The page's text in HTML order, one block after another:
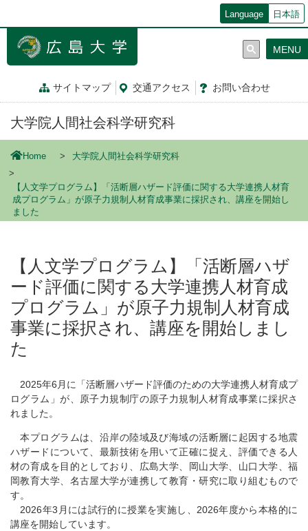
ン
Language 日本語
サイトマップ 交通アクセス お問い合わせ
MENU
大学院人間社会科学研究科
Home 大学院人間社会科学研究科
【人文学プログラム】「活断層ハザード評価に関する大学連携人材育
成プログラム」が原子力規制人材育成事業に採択され、講座を開始し
ました
【人文学プログラム】「活断層ハザ
ード評価に関する大学連携人材育成
プログラム」が原子力規制人材育成
事業に採択され、講座を開始しまし
た
2025年6月に「活断層ハザード評価のための大学連携人材育成プ
ログラム」が、原子力規制庁の原子力規制人材育成事業に採択さ
れました。
本プログラムは、沿岸の陸域及び海域の活断層に起因する地震
ハザードについて、最新技術を用いて正確に捉え、評価できる人
材の育成を目的としており、広島大学、岡山大学、山口大学、福
岡教育大学、名古屋大学が連携して教育・研究に取り組むもので
す。
2026年3月には試行的に授業を実施し、2026年度から本格的に
講座を開始しています。